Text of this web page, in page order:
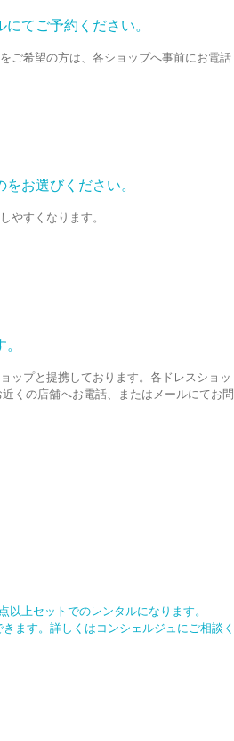
てご予約ください。
ご希望の方は、各ショップへ事前にお電話
お選びください。
やすくなります。
ップと提携しております。各ドレスショッ
くの店舗へお電話、またはメールにてお問
上セットでのレンタルになります。
ます。詳しくはコンシェルジュにご相談く